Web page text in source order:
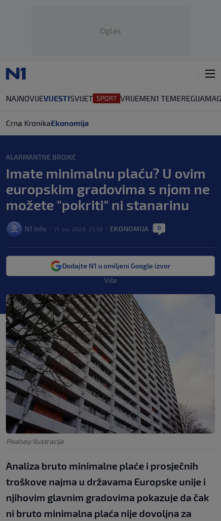
Oglas
NAJNOVIJEVIJESTISVIJET VRIJEMEN1 TEMEREGIJA
Crna KronikaEkonomija
ALARMANTNE BROJKE
Imate minimalnu plaću? U ovim
europskim gradovima s njom ne
možete "pokriti" ni stanarinu
N1 Info 11. svi. 2026. 21:58 EKONOMIJA 0
Dodajte N1 u omiljeni Google izvor
Više
Pixabay/ilustracija
Analiza bruto minimalne plaće i prosječnih
troškove najma u državama Europske unije i
njihovim glavnim gradovima pokazuje da čak
ni bruto minimalna plaća nije dovoljna za